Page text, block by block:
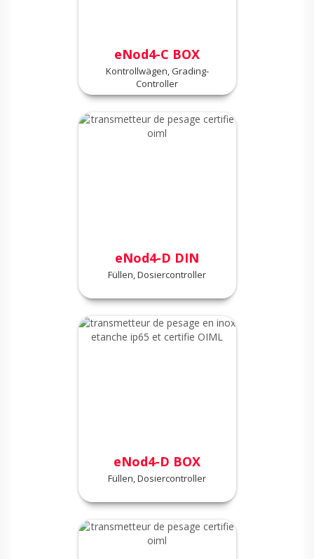
eNod4-C BOX
Kontrollwägen, Grading-
Controller
eNod4-D DIN
Füllen, Dosiercontroller
eNod4-D BOX
Füllen, Dosiercontroller